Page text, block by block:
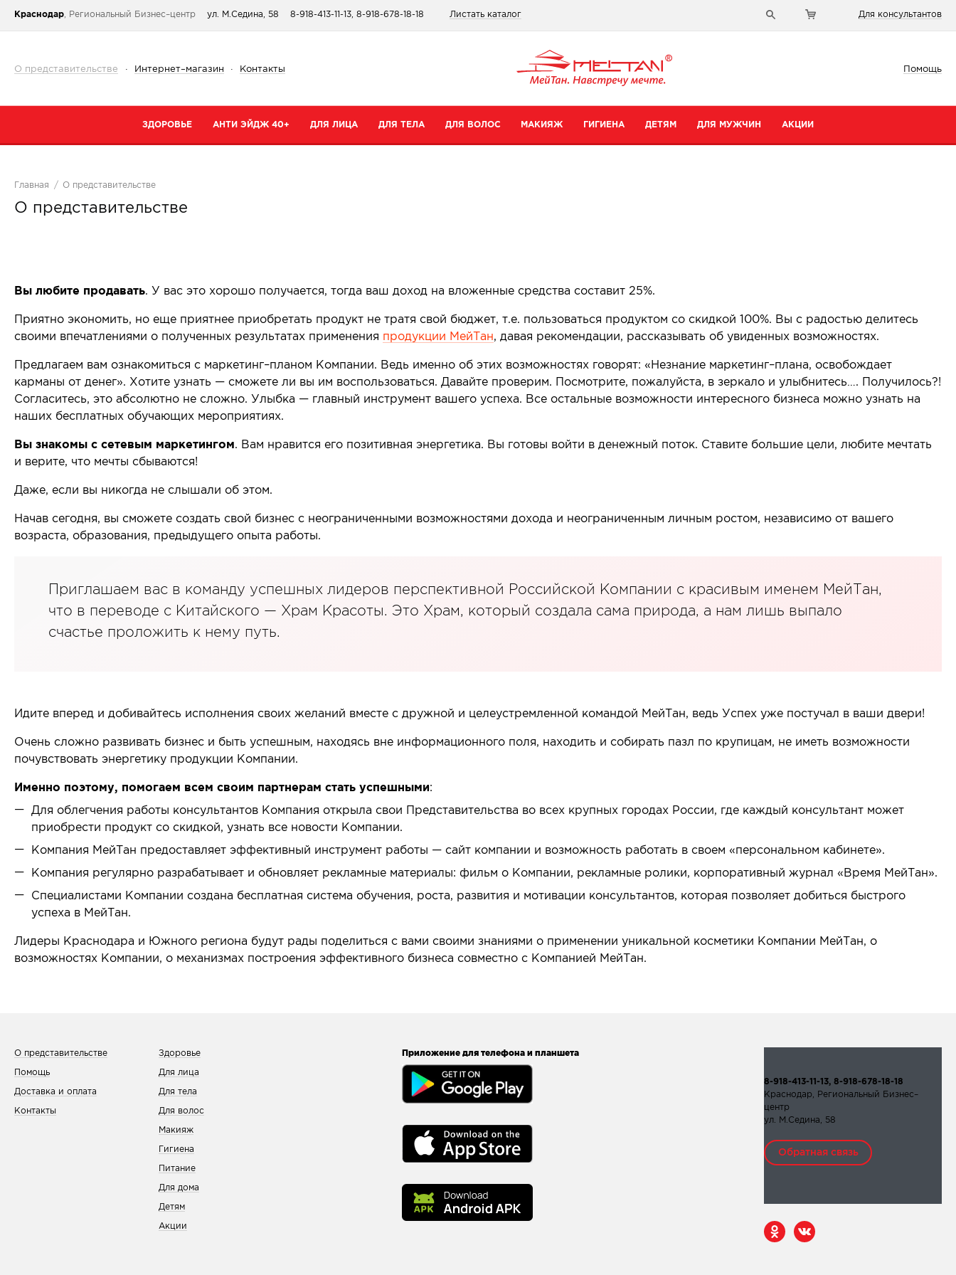
Краснодар , Региональный Бизнес–центр ул. М.Седина, 58 8-918-413-11-13, 8-918-678-18-18 Листать каталог Для консультантов
О представительстве · Интернет–магазин · Контакты Помощь
ЗДОРОВЬЕ
Категории
Для сердца и сосудов
Для коррекции веса
Для нервной системы
Для работы мозга и памяти
Активное долголетие
Для кожи, волос и ногтей
Для женского здоровья
Для мужского здоровья
Для пищеварения и обмена веществ
Все товары в категории
АНТИ ЭЙДЖ 40+ ДЛЯ ЛИЦА
Сыворотки
Для губ
Мужчинам
Все товары в категории
ДЛЯ ТЕЛА ДЛЯ ВОЛОС МАКИЯЖ ГИГИЕНА
Зубные щетки
Сопутствующие товары
Все товары в категории
ДЕТЯМ ДЛЯ МУЖЧИН АКЦИИ
Главная О представительстве
О представительстве
Вы любите продавать. У вас это хорошо получается, тогда ваш доход на вложенные средства составит 25%.
Приятно экономить, но еще приятнее приобретать продукт не тратя свой бюджет, т.е. пользоваться продуктом со скидкой 100%. Вы с радостью делитесь
своими впечатлениями о полученных результатах применения продукции МейТан, давая рекомендации, рассказывать об увиденных возможностях.
Предлагаем вам ознакомиться с маркетинг–планом Компании. Ведь именно об этих возможностях говорят: «Незнание маркетинг–плана, освобождает
карманы от денег». Хотите узнать — сможете ли вы им воспользоваться. Давайте проверим. Посмотрите, пожалуйста, в зеркало и улыбнитесь…. Получилось?!
Согласитесь, это абсолютно не сложно. Улыбка — главный инструмент вашего успеха. Все остальные возможности интересного бизнеса можно узнать на
наших бесплатных обучающих мероприятиях.
Вы знакомы с сетевым маркетингом. Вам нравится его позитивная энергетика. Вы готовы войти в денежный поток. Ставите большие цели, любите мечтать
и верите, что мечты сбываются!
Даже, если вы никогда не слышали об этом.
Начав сегодня, вы сможете создать свой бизнес с неограниченными возможностями дохода и неограниченным личным ростом, независимо от вашего
возраста, образования, предыдущего опыта работы.
Приглашаем вас в команду успешных лидеров перспективной Российской Компании с красивым именем МейТан,
что в переводе с Китайского — Храм Красоты. Это Храм, который создала сама природа, а нам лишь выпало
счастье проложить к нему путь.
Идите вперед и добивайтесь исполнения своих желаний вместе с дружной и целеустремленной командой МейТан, ведь Успех уже постучал в ваши двери!
Очень сложно развивать бизнес и быть успешным, находясь вне информационного поля, находить и собирать пазл по крупицам, не иметь возможности
почувствовать энергетику продукции Компании.
Именно поэтому, помогаем всем своим партнерам стать успешными:
Для облегчения работы консультантов Компания открыла свои Представительства во всех крупных городах России, где каждый консультант может
приобрести продукт со скидкой, узнать все новости Компании.
Компания МейТан предоставляет эффективный инструмент работы — сайт компании и возможность работать в своем «персональном кабинете».
Компания регулярно разрабатывает и обновляет рекламные материалы: фильм о Компании, рекламные ролики, корпоративный журнал «Время МейТан».
Специалистами Компании создана бесплатная система обучения, роста, развития и мотивации консультантов, которая позволяет добиться быстрого
успеха в МейТан.
Лидеры Краснодара и Южного региона будут рады поделиться с вами своими знаниями о применении уникальной косметики Компании МейТан, о
возможностях Компании, о механизмах построения эффективного бизнеса совместно с Компанией МейТан.
О представительстве
Помощь
Доставка и оплата
Контакты
Здоровье
Для лица
Для тела
Для волос
Макияж
Гигиена
Питание
Для дома
Детям
Акции
Приложение для телефона и планшета
8-918-413-11-13, 8-918-678-18-18
Краснодар, Региональный Бизнес–
центр
ул. М.Седина, 58
Обратная связь